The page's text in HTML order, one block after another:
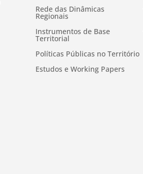
Rede das Dinâmicas
Regionais
Instrumentos de Base
Territorial
Políticas Públicas no Território
Estudos e Working Papers